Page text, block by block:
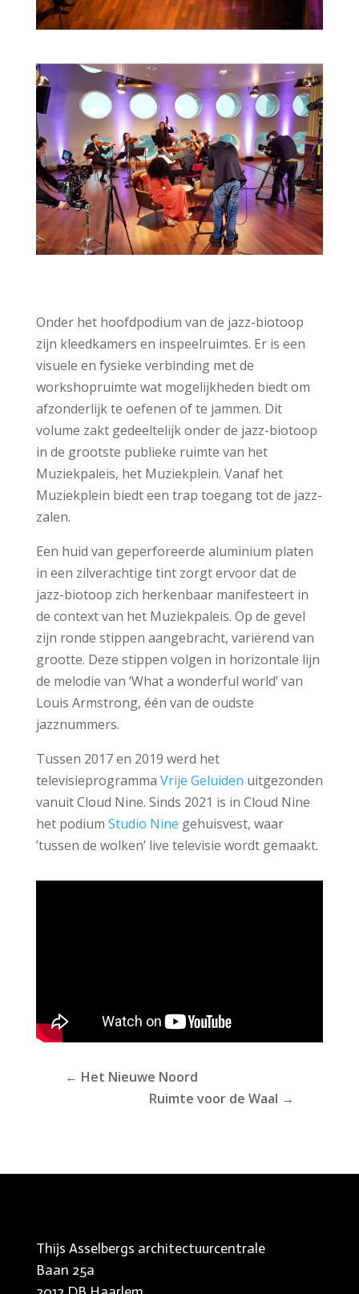
Onder het hoofdpodium van de jazz-biotoop
zijn kleedkamers en inspeelruimtes. Er is een
visuele en fysieke verbinding met de
workshopruimte wat mogelijkheden biedt om
afzonderlijk te oefenen of te jammen. Dit
volume zakt gedeeltelijk onder de jazz-biotoop
in de grootste publieke ruimte van het
Muziekpaleis, het Muziekplein. Vanaf het
Muziekplein biedt een trap toegang tot de jazz-
zalen.
Een huid van geperforeerde aluminium platen
in een zilverachtige tint zorgt ervoor dat de
jazz-biotoop zich herkenbaar manifesteert in
de context van het Muziekpaleis. Op de gevel
zijn ronde stippen aangebracht, variërend van
grootte. Deze stippen volgen in horizontale lijn
de melodie van ‘What a wonderful world’ van
Louis Armstrong, één van de oudste
jazznummers.
Tussen 2017 en 2019 werd het
televisieprogramma Vrije Geluiden uitgezonden
vanuit Cloud Nine. Sinds 2021 is in Cloud Nine
het podium Studio Nine gehuisvest, waar
’tussen de wolken’ live televisie wordt gemaakt.
← Het Nieuwe Noord
Ruimte voor de Waal →
Thijs Asselbergs architectuurcentrale
Baan 25a